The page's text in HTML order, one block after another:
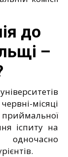
до
–
місяці
приймальної
іспиту на